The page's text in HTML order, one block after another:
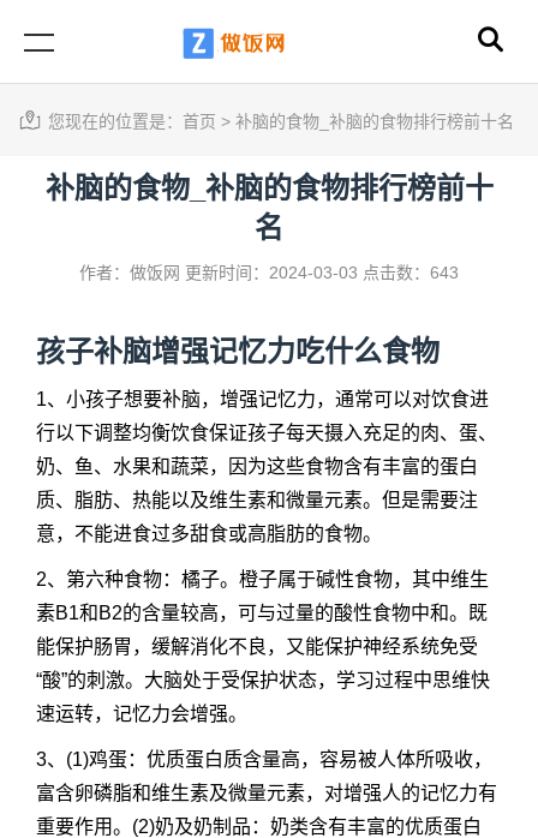
您现在的位置是： 首页 > 补脑的食物_补脑的食物排行榜前十名
补脑的食物_补脑的食物排行榜前十
名
作者：做饭网 更新时间：2024-03-03 点击数：643
孩子补脑增强记忆力吃什么食物
1、小孩子想要补脑，增强记忆力，通常可以对饮食进
行以下调整均衡饮食保证孩子每天摄入充足的肉、蛋、
奶、鱼、水果和蔬菜，因为这些食物含有丰富的蛋白
质、脂肪、热能以及维生素和微量元素。但是需要注
意，不能进食过多甜食或高脂肪的食物。
2、第六种食物：橘子。橙子属于碱性食物，其中维生
素B1和B2的含量较高，可与过量的酸性食物中和。既
能保护肠胃，缓解消化不良，又能保护神经系统免受
“酸”的刺激。大脑处于受保护状态，学习过程中思维快
速运转，记忆力会增强。
3、(1)鸡蛋：优质蛋白质含量高，容易被人体所吸收，
富含卵磷脂和维生素及微量元素，对增强人的记忆力有
重要作用。(2)奶及奶制品：奶类含有丰富的优质蛋白